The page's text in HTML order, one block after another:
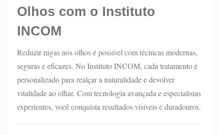
Olhos com o Instituto
INCOM
Reduzir rugas nos olhos é possível com técnicas modernas,
seguras e eficazes. No Instituto INCOM, cada tratamento é
personalizado para realçar a naturalidade e devolver
vitalidade ao olhar. Com tecnologia avançada e especialistas
experientes, você conquista resultados visíveis e duradouros.